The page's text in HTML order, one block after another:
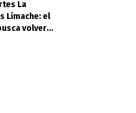
La
Limache: el
volver